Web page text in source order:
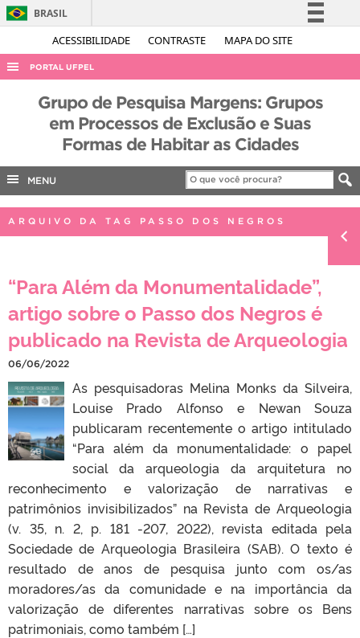
ACESSIBILIDADE CONTRASTE MAPA DO SITE
BRASIL
Simplifique!
Acesso à informação
Legislação
PORTAL UFPEL
ACESSO À INFORMAÇÃO
AUDITORIA
COBALTO
CONCURSOS
PORTARIAS
TELEFONES
Grupo de Pesquisa Margens: Grupos
em Processos de Exclusão e Suas
Formas de Habitar as Cidades
MENU
ARQUIVO DA TAG PASSO DOS NEGROS
“Para Além da Monumentalidade”,
artigo sobre o Passo dos Negros é
publicado na Revista de Arqueologia
06/06/2022
As pesquisadoras Melina Monks da Silveira,
Louise Prado Alfonso e Newan Souza
publicaram recentemente o artigo intitulado
“Para além da monumentalidade: o papel
social da arqueologia da arquitetura no
reconhecimento e valorização de narrativas e
patrimônios invisibilizados” na Revista de Arqueologia
(v. 35, n. 2, p. 181 -207, 2022), revista editada pela
Sociedade de Arqueologia Brasileira (SAB). O texto é
resultado de anos de pesquisa junto com os/as
moradores/as da comunidade e na importância da
valorização de diferentes narrativas sobre os Bens
patrimoniais, como também […]